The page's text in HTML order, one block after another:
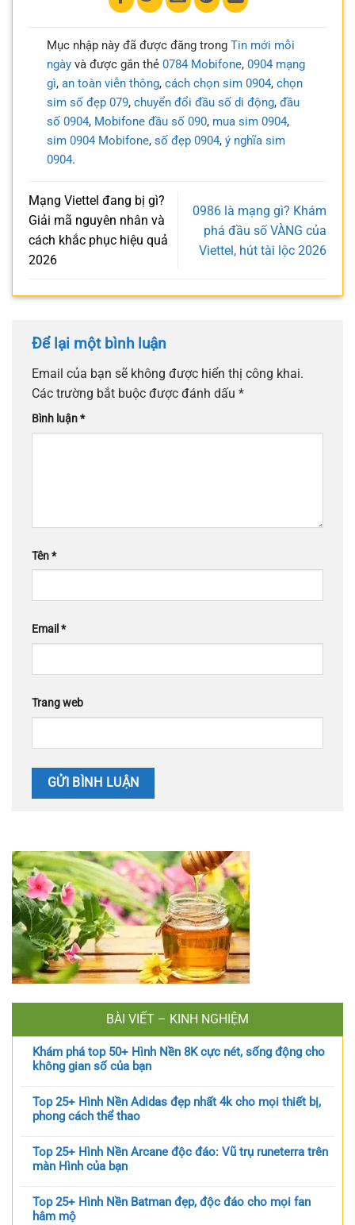
Mục nhập này đã được đăng trong Tin mới mỗi
ngàyvà được gắn thẻ 0784 Mobifone, 0904 mạng
gì, an toàn viễn thông, cách chọn sim 0904, chọn
sim số đẹp 079, chuyển đổi đầu số di động, đầu
số 0904, Mobifone đầu số 090, mua sim 0904,
sim 0904 Mobifone, số đẹp 0904, ý nghĩa sim
0904.
Mạng Viettel đang bị gì?
Giải mã nguyên nhân và
cách khắc phục hiệu quả
2026
0986 là mạng gì? Khám
phá đầu số VÀNG của
Viettel, hút tài lộc 2026
Để lại một bình luận
Email của bạn sẽ không được hiển thị công khai.
Các trường bắt buộc được đánh dấu *
Bình luận*
Tên*
Email*
Trang web
BÀI VIẾT – KINH NGHIỆM
Khám phá top 50+ Hình Nền 8K cực nét, sống động cho
không gian số của bạn
Top 25+ Hình Nền Adidas đẹp nhất 4k cho mọi thiết bị,
phong cách thể thao
Top 25+ Hình Nền Arcane độc đáo: Vũ trụ runeterra trên
màn Hình của bạn
Top 25+ Hình Nền Batman đẹp, độc đáo cho mọi fan
hâm mộ